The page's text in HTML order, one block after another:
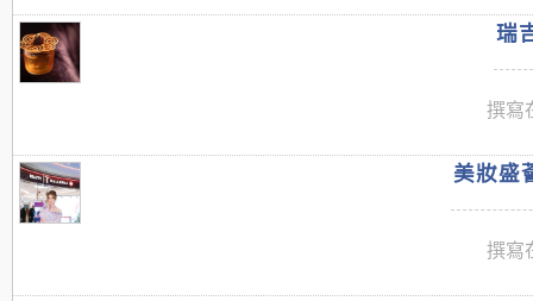
瑞
撰寫
美妝盛
撰寫